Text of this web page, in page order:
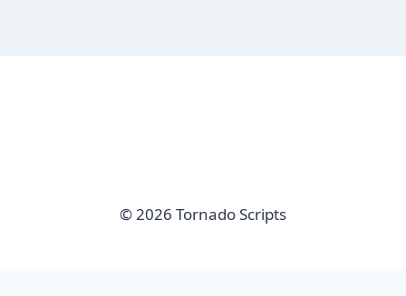
© 2026 Tornado Scripts